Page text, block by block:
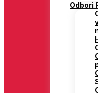
Odbori